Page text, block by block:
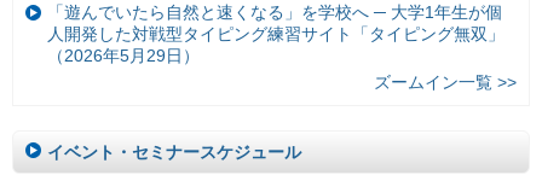
「遊んでいたら自然と速くなる」を学校へ ─ 大学1年生が個
人開発した対戦型タイピング練習サイト「タイピング無双」
（2026年5月29日）
ズームイン一覧 >>
イベント・セミナースケジュール